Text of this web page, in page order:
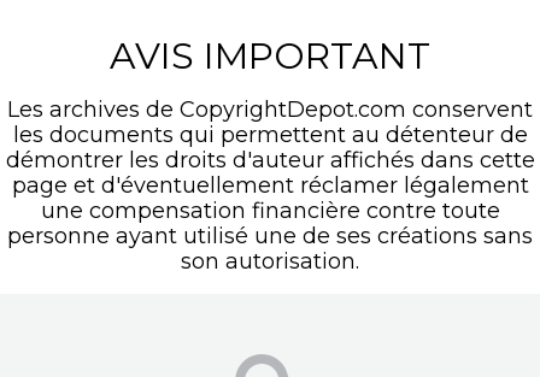
AVIS IMPORTANT
Les archives de CopyrightDepot.com conservent
les documents qui permettent au détenteur de
démontrer les droits d'auteur affichés dans cette
page et d'éventuellement réclamer légalement
une compensation financière contre toute
personne ayant utilisé une de ses créations sans
son autorisation.